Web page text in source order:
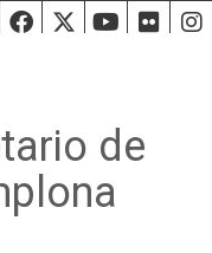
Facebook
Twiiter
de